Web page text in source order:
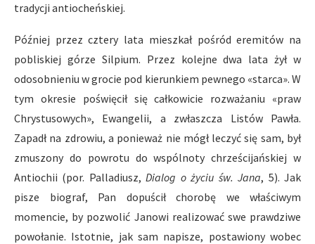
tradycji antiocheńskiej.
Później przez cztery lata mieszkał pośród eremitów na
pobliskiej górze Silpium. Przez kolejne dwa lata żył w
odosobnieniu w grocie pod kierunkiem pewnego «starca». W
tym okresie poświęcił się całkowicie rozważaniu «praw
Chrystusowych», Ewangelii, a zwłaszcza Listów Pawła.
Zapadł na zdrowiu, a ponieważ nie mógł leczyć się sam, był
zmuszony do powrotu do wspólnoty chrześcijańskiej w
Antiochii (por. Palladiusz,Dialog o życiu św. Jana, 5). Jak
pisze biograf, Pan dopuścił chorobę we właściwym
momencie, by pozwolić Janowi realizować swe prawdziwe
powołanie. Istotnie, jak sam napisze, postawiony wobec